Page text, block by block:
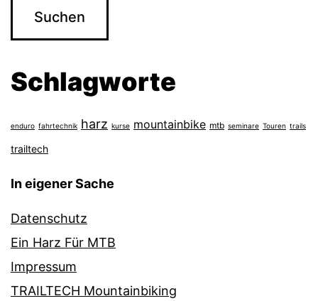
Schlagworte
enduro fahrtechnik harz kurse mountainbike mtb seminare Touren trails
trailtech
In eigener Sache
Datenschutz
Ein Harz Für MTB
Impressum
TRAILTECH Mountainbiking